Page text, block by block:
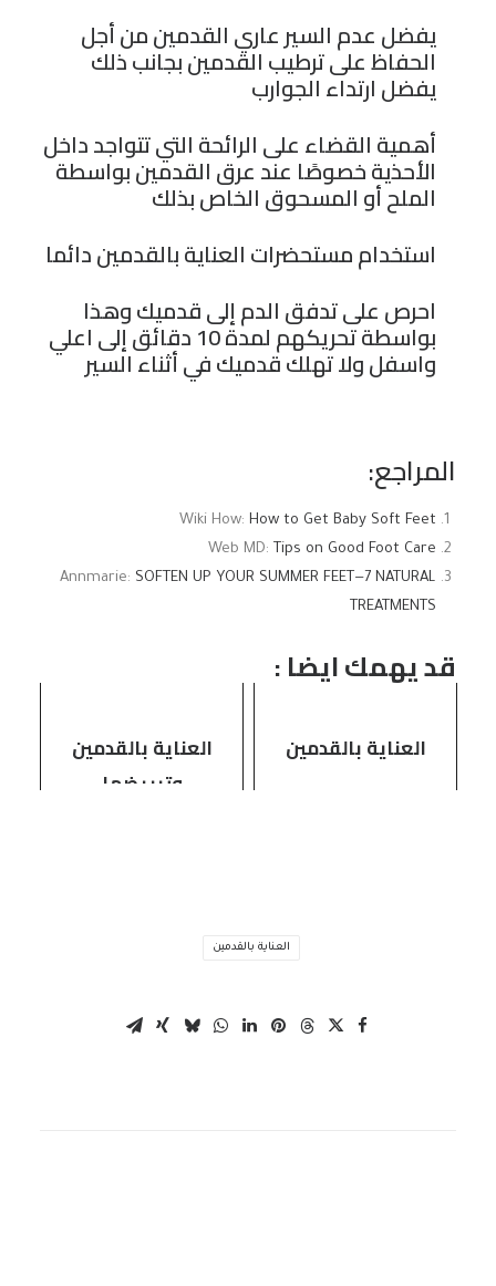
يفضل عدم السير عاري القدمين من أجل
الحفاظ على ترطيب القدمين بجانب ذلك
يفضل ارتداء الجوارب
أهمية القضاء على الرائحة التي تتواجد داخل
الأحذية خصوصًا عند عرق القدمين بواسطة
الملح أو المسحوق الخاص بذلك
استخدام مستحضرات العناية بالقدمين دائما
احرص على تدفق الدم إلى قدميك وهذا
بواسطة تحريكهم لمدة 10 دقائق إلى اعلي
واسفل ولا تهلك قدميك في أثناء السير
المراجع:
Wiki How: How to Get Baby Soft Feet
Web MD: Tips on Good Foot Care
Annmarie: SOFTEN UP YOUR SUMMER FEET—7 NATURAL
TREATMENTS
قد يهمك ايضا :
العناية بالقدمين
العناية بالقدمين
وتبييضها
العناية بالقدمين